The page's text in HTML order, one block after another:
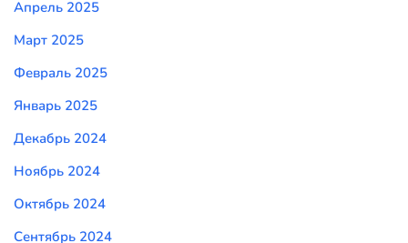
Апрель 2025
Март 2025
Февраль 2025
Январь 2025
Декабрь 2024
Ноябрь 2024
Октябрь 2024
Сентябрь 2024